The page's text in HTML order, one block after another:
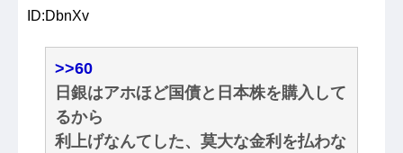
ID:DbnXv
>>60
日銀はアホほど国債と日本株を購入して
るから
利上げなんてした、莫大な金利を払わな